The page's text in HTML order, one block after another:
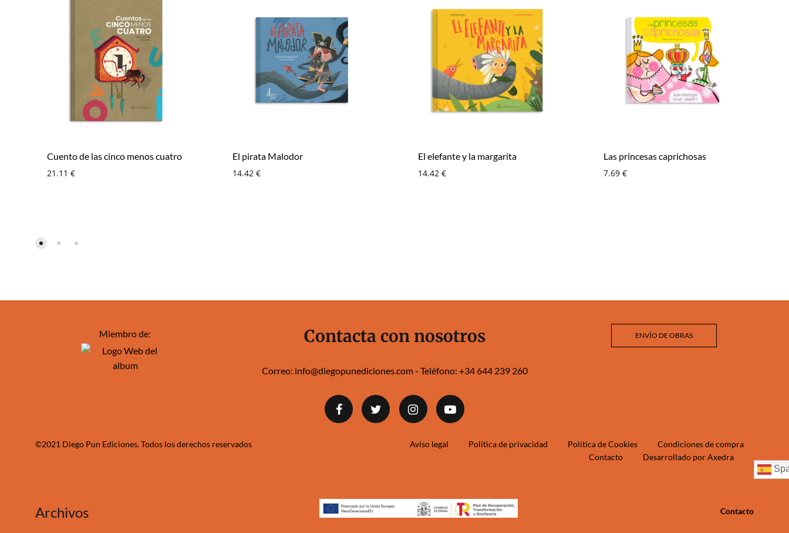
Cuento de las cinco menos cuatro
21.11 €
El pirata Malodor
14.42 €
El elefante y la margarita
14.42 €
Las princesas caprichosas
7.69 €
Miembro de: Contacta con nosotros
Correo: info@diegopunediciones.com- Teléfono: +34 644 239 260‬‬
ENVÍO DE OBRAS
©2021 Diego Pun Ediciones. Todos los derechos reservados Aviso legal Política de privacidad Política de Cookies
Condiciones de compra
Contacto
Desarrollado por Axedra
Archivos Contacto